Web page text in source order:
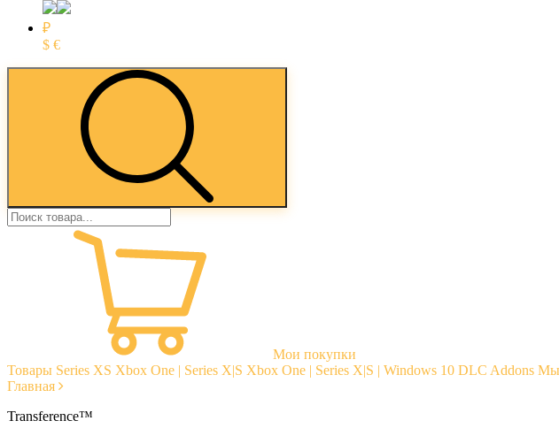
₽
$ €
Мои покупки
Товары Series XS Xbox One | Series X|S Xbox One | Series X|S | Windows 10 DLC Addons Мы
Главная
Transference™